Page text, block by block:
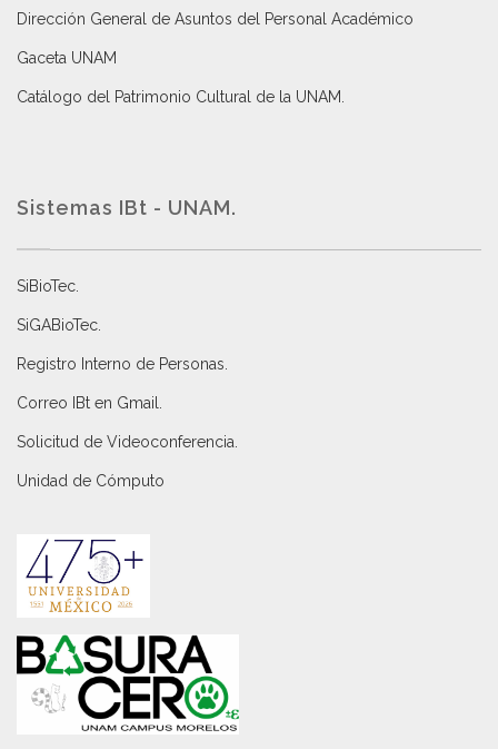
Dirección General de Asuntos del Personal Académico
Gaceta UNAM
Catálogo del Patrimonio Cultural de la UNAM.
Sistemas IBt - UNAM.
SiBioTec
SiGABioTec.
Registro Interno de Personas
Correo IBt en Gmail
Solicitud de Videoconferencia.
Unidad de Cómputo